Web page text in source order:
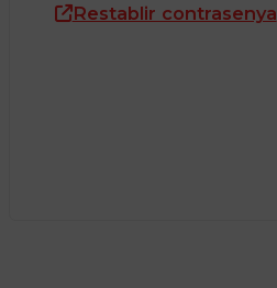
Restablir contrasenya